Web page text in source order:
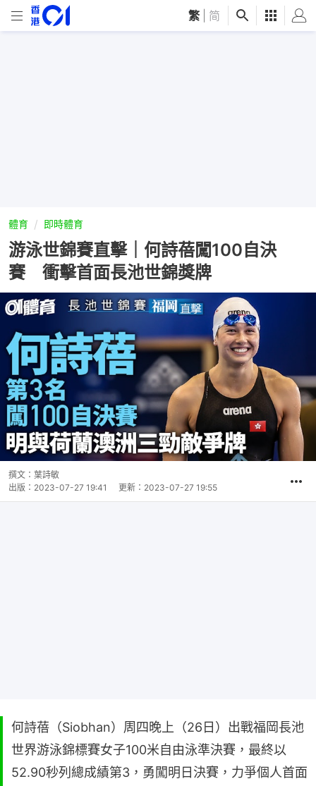
繁 简
體育 即時體育
游泳世錦賽直擊｜何詩蓓闖100自決
賽 衝擊首面長池世錦獎牌
撰文： 葉詩敏
出版： 2023-07-27 19:41 更新： 2023-07-27 19:55
何詩蓓（Siobhan）周四晚上（26日）出戰福岡長池
世界游泳錦標賽女子100米自由泳準決賽，最終以
52.90秒列總成績第3，勇闖明日決賽，力爭個人首面